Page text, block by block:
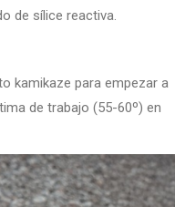
de sílice reactiva.
kamikaze para empezar a
de trabajo (55-60º) en